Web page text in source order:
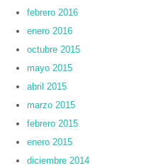
febrero 2016
enero 2016
octubre 2015
mayo 2015
abril 2015
marzo 2015
febrero 2015
enero 2015
diciembre 2014